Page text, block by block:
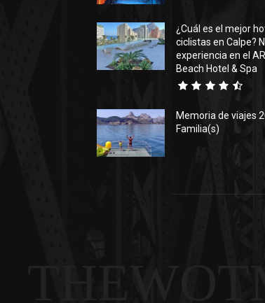
¿Cuál es el mejor
ciclistas en Calpe?
experiencia en el
Beach Hotel & Spa
Memoria de viajes
Familia(s)